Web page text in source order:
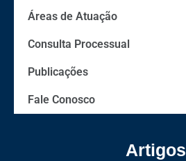
Áreas de Atuação
Consulta Processual
Publicações
Fale Conosco
Artigos